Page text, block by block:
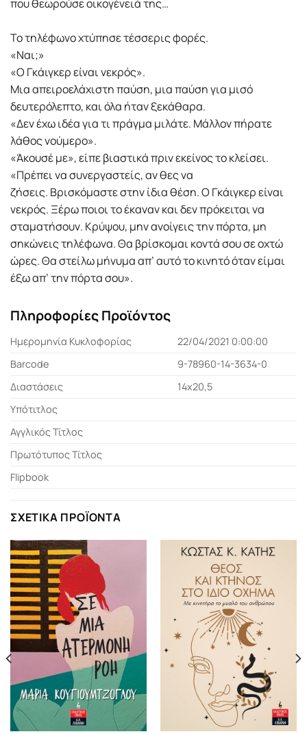
που θεωρούσε οικογένειά της…
Το τηλέφωνο χτύπησε τέσσερις φορές.
«Ναι;»
«Ο Γκάιγκερ είναι νεκρός».
Μια απειροελάχιστη παύση, µια παύση για µισό
δευτερόλεπτο, και όλα ήταν ξεκάθαρα.
«Δεν έχω ιδέα για τι πράγµα µιλάτε. Μάλλον πήρατε
λάθος νούµερο».
«Άκουσέ µε», είπε βιαστικά πριν εκείνος το κλείσει.
«Πρέπει να συνεργαστείς, αν θες να
ζήσεις. Βρισκόµαστε στην ίδια θέση. Ο Γκάιγκερ είναι
νεκρός. Ξέρω ποιοι το έκαναν και δεν πρόκειται να
σταµατήσουν. Κρύψου, µην ανοίγεις την πόρτα, µη
σηκώνεις τηλέφωνα. Θα βρίσκοµαι κοντά σου σε οχτώ
ώρες. Θα στείλω µήνυµα απ’ αυτό το κινητό όταν είµαι
έξω απ’ την πόρτα σου».
Πληροφορίες Προϊόντος
Ημερομηνία Κυκλοφορίας
22/04/2021 0:00:00
Barcode
9-78960-14-3634-0
Διαστάσεις
14x20,5
Υπότιτλος
Αγγλικός Τίτλος
Πρωτότυπος Τίτλος
Flipbook
ΣΧΕΤΙΚΆ ΠΡΟΪΌΝΤΑ